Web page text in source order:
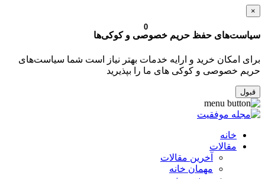
×
سیاست‌های حفظ حریم خصوصی و کوکی‌ها
برای امکان خرید و ارایه خدمات بهتر نیاز است شما سیاست‌های
حریم خصوصی و کوکی های ما را بپذیرید
قبول
خانه
مقالات
آخرین مقالات
مهمان خانه
0